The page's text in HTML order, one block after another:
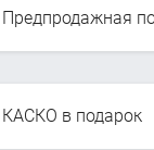
Предпродажная
КАСКО в подарок